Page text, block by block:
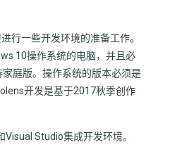
行一些开发环境的准备工作。
10操作系统的电脑，并且必
庭版。操作系统的版本必须是
开发是基于2017秋季创作
Studio集成开发环境。